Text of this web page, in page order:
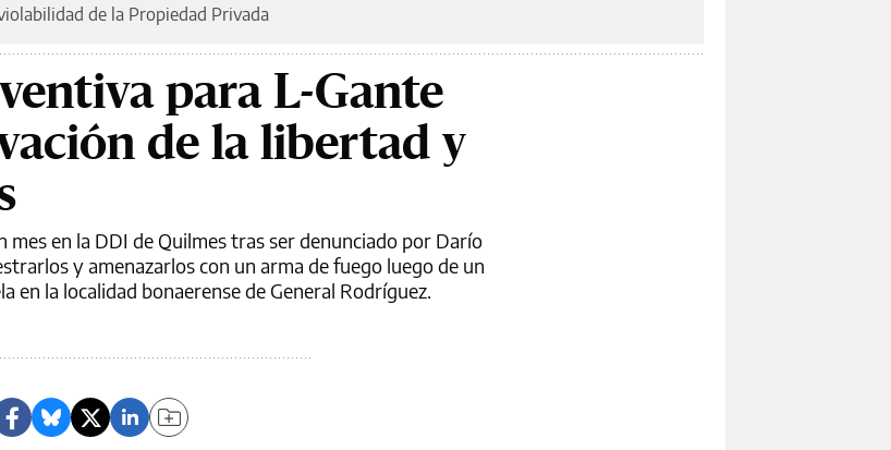
de la Propiedad Privada
para L-Gante
de la libertad y
mes en la DDI de Quilmes tras ser denunciado por Darío
y amenazarlos con un arma de fuego luego de un
en la localidad bonaerense de General Rodríguez.